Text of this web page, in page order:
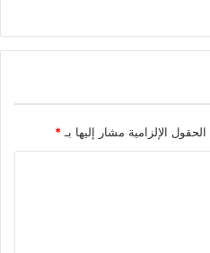
الحقول الإلزامية مشار إليها بـ *